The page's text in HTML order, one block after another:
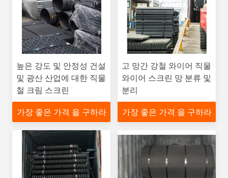
높은 강도 및 안정성 건설
및 광산 산업에 대한 직물
철 크림 스크린
가장 좋은 가격 을 구하라
고 망간 강철 와이어 직물
와이어 스크린 망 분류 및
분리
가장 좋은 가격 을 구하라